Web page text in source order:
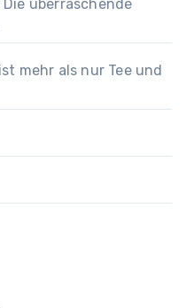
überraschende
mehr als nur Tee und